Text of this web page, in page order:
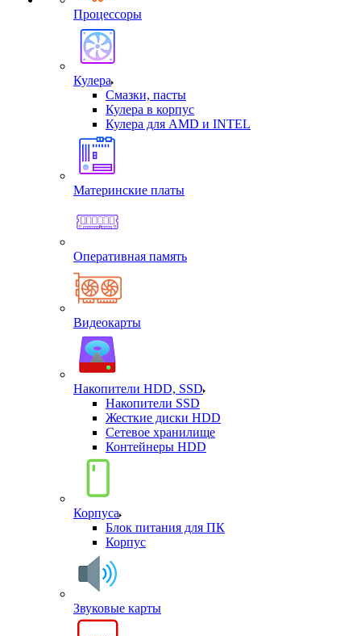
Процессоры
Кулера
Смазки, пасты
Кулера в корпус
Кулера для AMD и INTEL
Материнские платы
Оперативная память
Видеокарты
Накопители HDD, SSD
Накопители SSD
Жесткие диски HDD
Сетевое хранилище
Контейнеры HDD
Корпуса
Блок питания для ПК
Корпус
Звуковые карты